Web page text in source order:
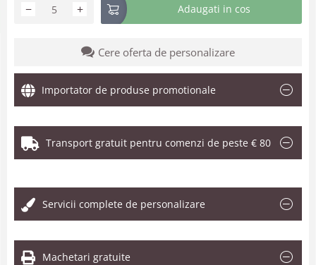
+
− Adaugati in cos
Cere oferta de personalizare
Importator de produse promotionale
Transport gratuit pentru comenzi de peste € 80
Servicii complete de personalizare
Machetari gratuite